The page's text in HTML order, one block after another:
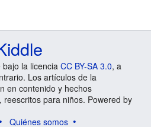
la licencia CC BY-SA 3.0, a
Los artículos de la
en contenido y hechos
, reescritos para niños. Powered by
Quiénes somos